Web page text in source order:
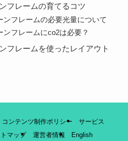
フレームの育てるコツ
ンフレームの必要光量について
ンフレームにco2は必要？
フレームを使ったレイアウト
コンテンツ制作ポリシー
サービス
マップ 運営者情報 English